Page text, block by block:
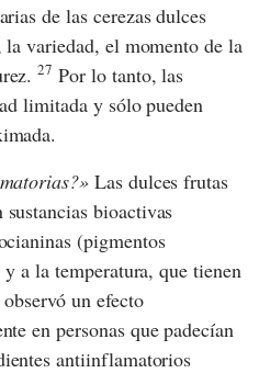
de las cerezas dulces
variedad, el momento de la
27 Por lo tanto, las
limitada y sólo pueden
Las dulces frutas
bioactivas
(pigmentos
a la temperatura, que tienen
observó un efecto
en personas que padecían
antiinflamatorios